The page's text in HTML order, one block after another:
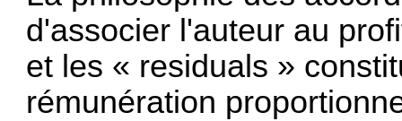
d'associer l'auteur au
et les « residuals »
rémunération